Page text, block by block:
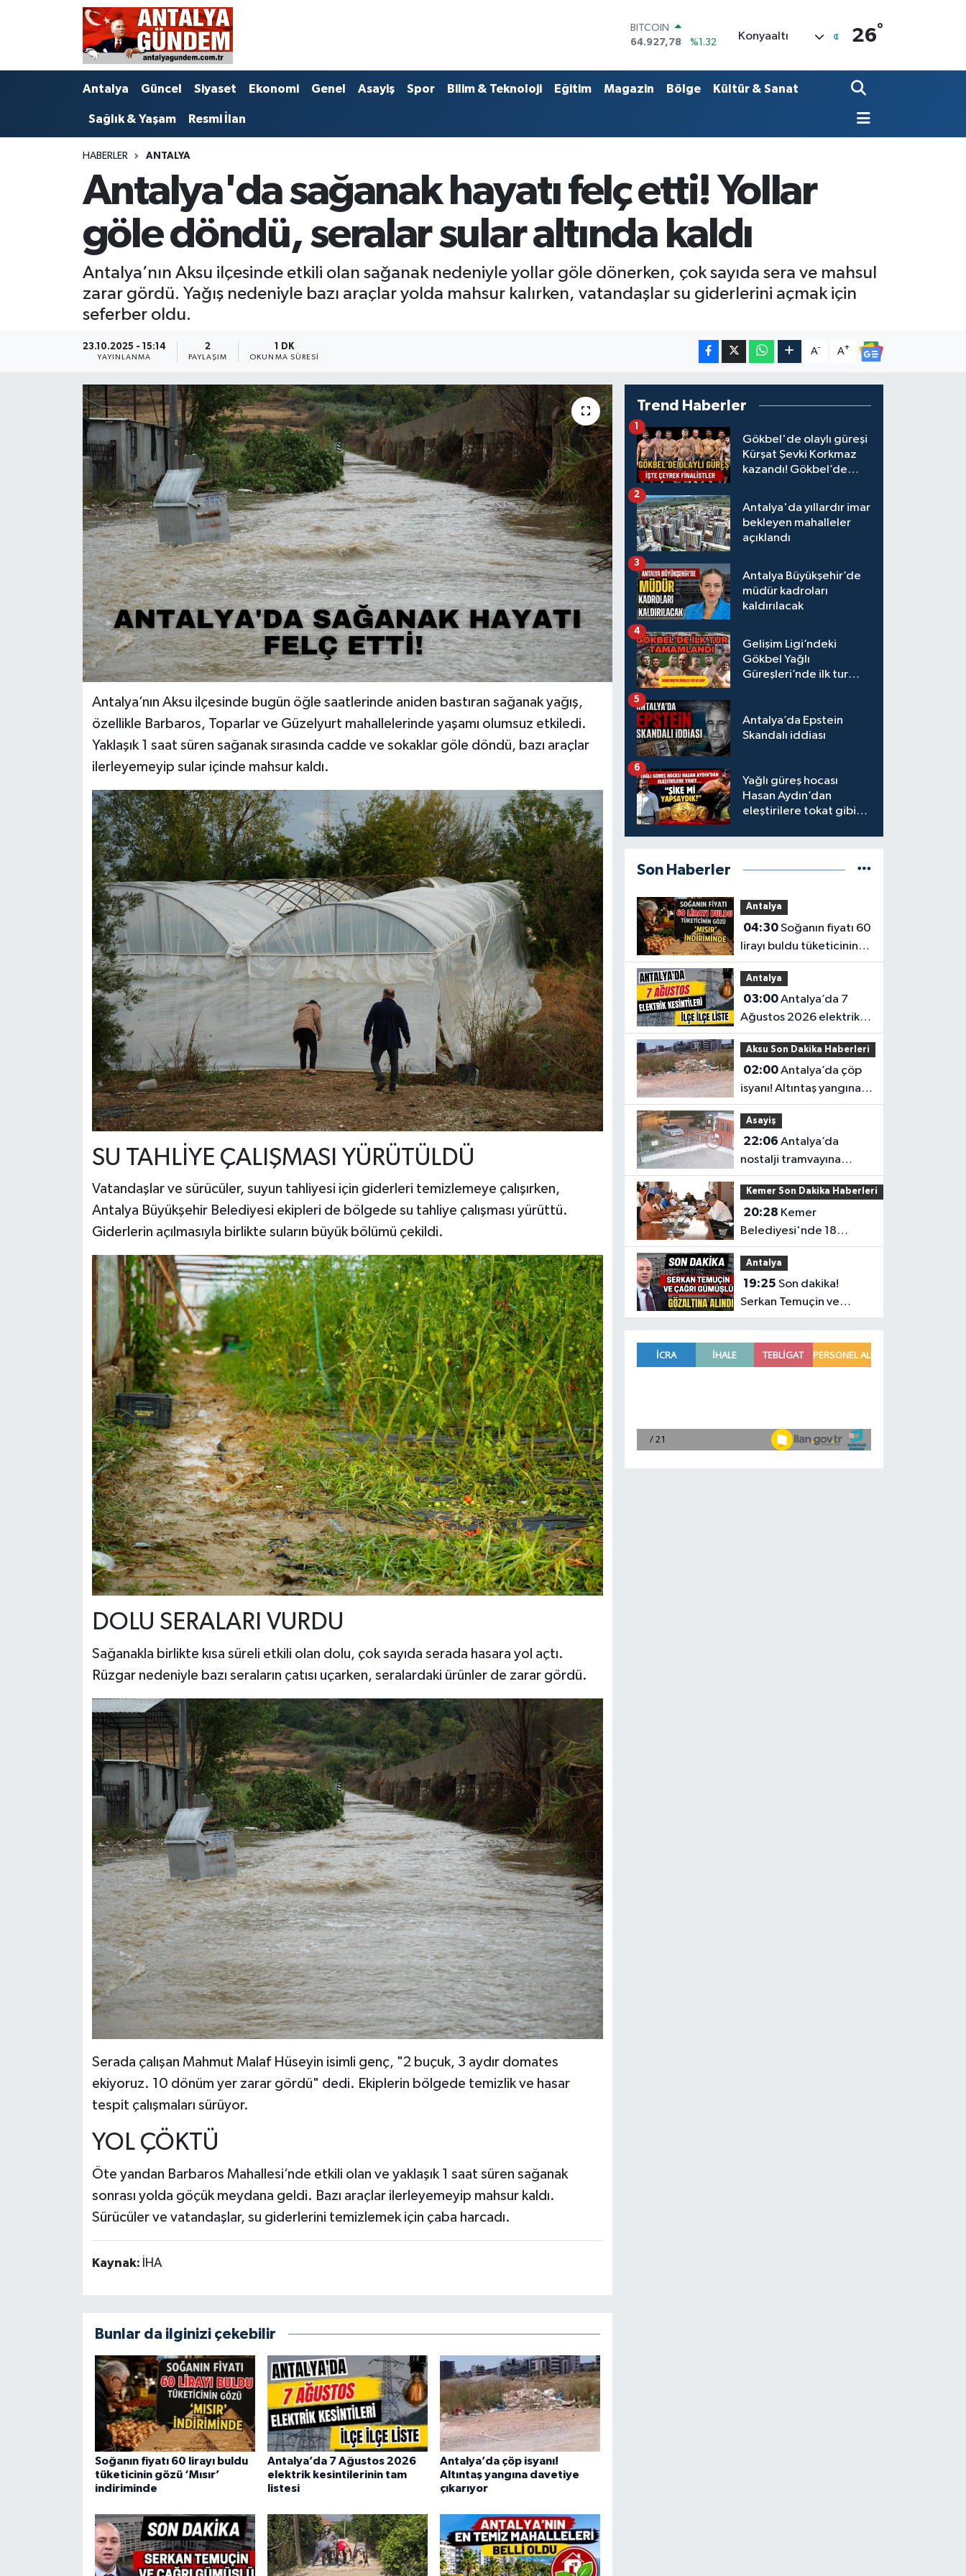
DOLAR
47,5894
%0.08
55,0398
%-0.02
STERLİN
64.927,78
%1.32
Konyaaltı 26°
Antalya Güncel Siyaset Ekonomi Genel Asayiş Spor Bilim & Teknoloji Eğitim Magazin Bölge Kültür & Sanat
Sağlık & Yaşam Resmi İlan
HABERLER ANTALYA
Antalya'da sağanak hayatı felç etti! Yollar
göle döndü, seralar sular altında kaldı
Antalya’nın Aksu ilçesinde etkili olan sağanak nedeniyle yollar göle dönerken, çok sayıda sera ve mahsul
zarar gördü. Yağış nedeniyle bazı araçlar yolda mahsur kalırken, vatandaşlar su giderlerini açmak için
seferber oldu.
23.10.2025 - 15:14
YAYINLANMA
2
PAYLAŞIM
1 DK
OKUNMA SÜRESI
A- A+
Antalya’nın Aksu ilçesinde bugün öğle saatlerinde aniden bastıran sağanak yağış,
özellikle Barbaros, Toparlar ve Güzelyurt mahallelerinde yaşamı olumsuz etkiledi.
Yaklaşık 1 saat süren sağanak sırasında cadde ve sokaklar göle döndü, bazı araçlar
ilerleyemeyip sular içinde mahsur kaldı.
SU TAHLİYE ÇALIŞMASI YÜRÜTÜLDÜ
Vatandaşlar ve sürücüler, suyun tahliyesi için giderleri temizlemeye çalışırken,
Antalya Büyükşehir Belediyesi ekipleri de bölgede su tahliye çalışması yürüttü.
Giderlerin açılmasıyla birlikte suların büyük bölümü çekildi.
DOLU SERALARI VURDU
Sağanakla birlikte kısa süreli etkili olan dolu, çok sayıda serada hasara yol açtı.
Rüzgar nedeniyle bazı seraların çatısı uçarken, seralardaki ürünler de zarar gördü.
Serada çalışan Mahmut Malaf Hüseyin isimli genç, "2 buçuk, 3 aydır domates
ekiyoruz. 10 dönüm yer zarar gördü" dedi. Ekiplerin bölgede temizlik ve hasar
tespit çalışmaları sürüyor.
YOL ÇÖKTÜ
Öte yandan Barbaros Mahallesi’nde etkili olan ve yaklaşık 1 saat süren sağanak
sonrası yolda göçük meydana geldi. Bazı araçlar ilerleyemeyip mahsur kaldı.
Sürücüler ve vatandaşlar, su giderlerini temizlemek için çaba harcadı.
Kaynak: İHA
Bunlar da ilginizi çekebilir
Soğanın fiyatı 60 lirayı buldu
tüketicinin gözü ‘Mısır’
indiriminde
Antalya’da 7 Ağustos 2026
elektrik kesintilerinin tam
listesi
Antalya’da çöp isyanı!
Altıntaş yangına davetiye
çıkarıyor
Trend Haberler
Gökbel'de olaylı güreşi
Kürşat Şevki Korkmaz
kazandı! Gökbel’de
Gürbüz elendi!
1
Antalya'da yıllardır imar
bekleyen mahalleler
açıklandı
2
Antalya Büyükşehir’de
müdür kadroları
kaldırılacak
3
Gelişim Ligi’ndeki
Gökbel Yağlı
Güreşleri’nde ilk tur
4
Antalya’da Epstein
Skandalı iddiası
5
Yağlı güreş hocası
Hasan Aydın’dan
eleştirilere tokat gibi
6
Son Haberler
Antalya
04:30Soğanın fiyatı 60
lirayı buldu tüketicinin
gözü ‘Mısır’ indiriminde
Antalya
03:00Antalya’da 7
Ağustos 2026 elektrik
kesintilerinin tam listesi
Aksu Son Dakika Haberleri
02:00Antalya’da çöp
isyanı! Altıntaş yangına
davetiye çıkarıyor
Asayiş
22:06
nostalji tramvayına
gece yarısı saldırı
Kemer Son Dakika Haberleri
20:28
Belediyesi'nde 18
milyonluk araç alımı
Meclis'ten geçti
Antalya
19:25
Serkan Temuçin ve
Çağrı Gümüşlü
Antalya
Bilim & Teknoloji
EĞİTİM
Ekonomi
Görüntülü Haber
Kültür & Sanat
Magazin
Resmi İlan
Sağlık & Yaşam
Siyaset
Antalya Nöbetçi Eczaneler
Antalya Hava Durumu
Antalya Namaz Vakitleri
Süper Lig Puan Durumu ve Fikstür
Tüm Manşetler
Son Dakika Haberleri
Haber Arşivi